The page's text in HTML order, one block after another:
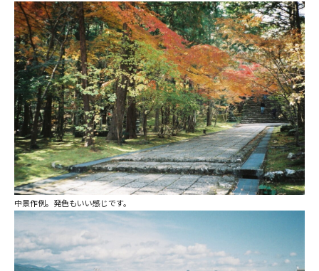
中景作例。発色もいい感じです。